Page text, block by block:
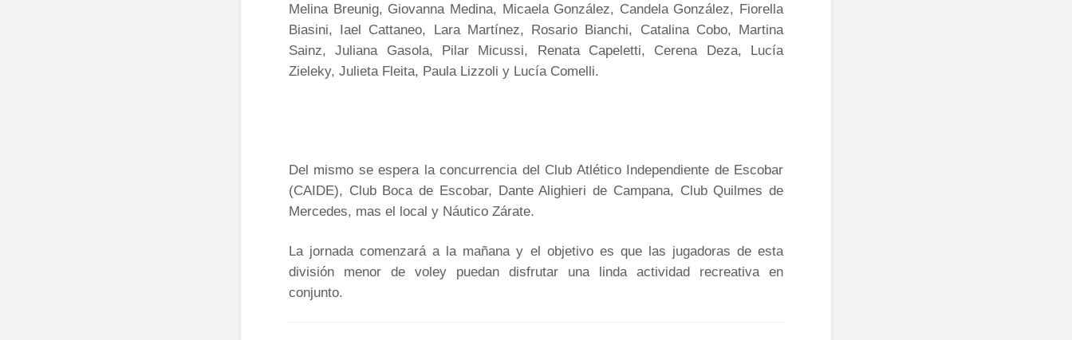
Melina Breunig, Giovanna Medina, Micaela González, Candela González, Fiorella
Biasini, Iael Cattaneo, Lara Martínez, Rosario Bianchi, Catalina Cobo, Martina
Sainz, Juliana Gasola, Pilar Micussi, Renata Capeletti, Cerena Deza, Lucía
Zieleky, Julieta Fleita, Paula Lizzoli y Lucía Comelli.
Del mismo se espera la concurrencia del Club Atlético Independiente de Escobar
(CAIDE), Club Boca de Escobar, Dante Alighieri de Campana, Club Quilmes de
Mercedes, mas el local y Náutico Zárate.
La jornada comenzará a la mañana y el objetivo es que las jugadoras de esta
división menor de voley puedan disfrutar una linda actividad recreativa en
conjunto.